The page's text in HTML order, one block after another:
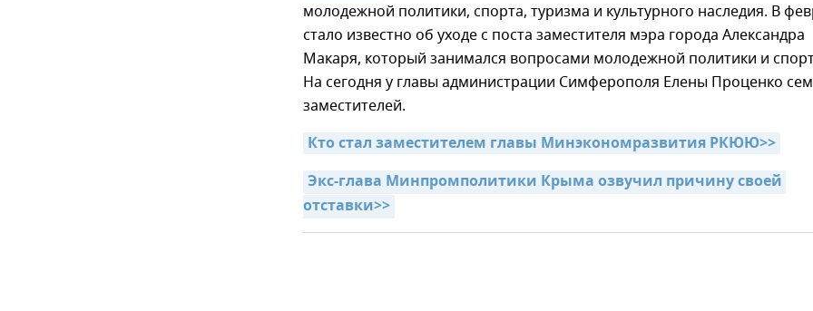
молодежной политики, спорта, туризма и культурного наследия. В
стало известно об уходе с поста заместителя мэра города Александра
Макаря, который занимался вопросами молодежной политики и
На сегодня у главы администрации Симферополя Елены Проценко
заместителей.
Кто стал заместителем главы Минэкономразвития РКЮЮ>>
Экс-глава Минпромполитики Крыма озвучил причину своей
отставки>>